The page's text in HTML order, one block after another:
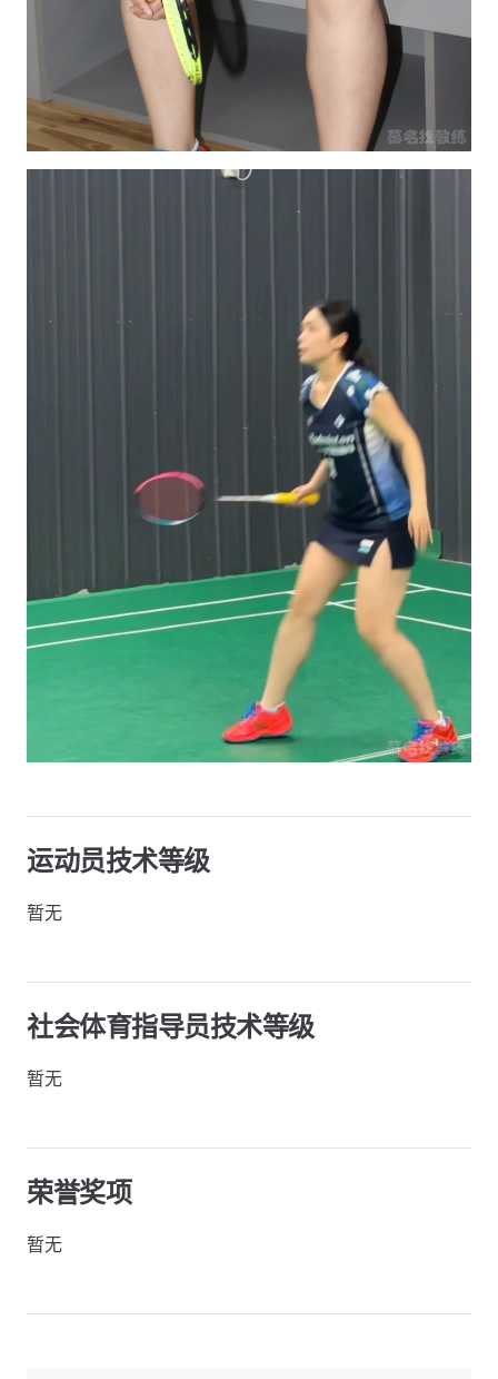
运动员技术等级
暂无
社会体育指导员技术等级
暂无
荣誉奖项
暂无